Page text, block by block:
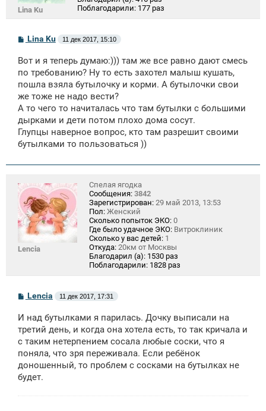
Lina Ku
Поблагодарили: 177 раз
С
о
б
щ
н
и
Lina Ku 11 дек 2017, 15:10
Вот и я теперь думаю:))) там же все равно дают смесь
по требованию? Ну то есть захотел малыш кушать,
пошла взяла бутылочку и корми. А бутылочки свои
же тоже не надо вести?
А то чего то начиталась что там бутылки с большими
дырками и дети потом плохо дома сосут.
Глупцы наверное вопрос, кто там разрешит своими
бутылками то пользоваться ))
Lencia
Спелая ягодка
Сообщения: 3842
Зарегистрирован: 29 май 2013, 13:53
Пол: Женский
Сколько попыток ЭКО: 0
Где было удачное ЭКО: Витроклиник
Сколько у вас детей: 1
Откуда: 20км от Москвы
Благодарил (а): 1530 раз
Поблагодарили: 1828 раз
С
о
б
щ
н
и
Lencia 11 дек 2017, 17:31
И над бутылками я парилась. Дочку выписали на
третий день, и когда она хотела есть, то так кричала и
с таким нетерпением сосала любые соски, что я
поняла, что зря переживала. Если ребёнок
доношенный, то проблем с сосками на бутылках не
будет.